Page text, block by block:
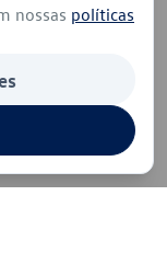
nossas políticas